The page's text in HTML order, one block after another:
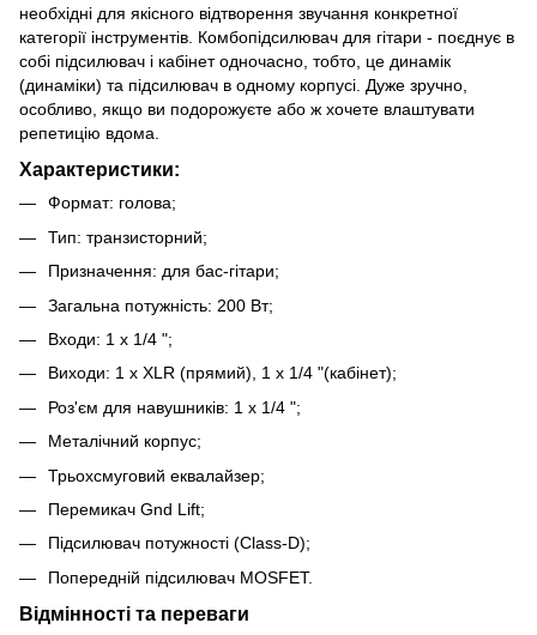
необхідні для якісного відтворення звучання конкретної
категорії інструментів. Комбопідсилювач для гітари - поєднує в
собі підсилювач і кабінет одночасно, тобто, це динамік
(динаміки) та підсилювач в одному корпусі. Дуже зручно,
особливо, якщо ви подорожуєте або ж хочете влаштувати
репетицію вдома.
Характеристики:
Формат: голова;
Тип: транзисторний;
Призначення: для бас-гітари;
Загальна потужність: 200 Вт;
Входи: 1 x 1/4 ";
Виходи: 1 x XLR (прямий), 1 x 1/4 "(кабінет);
Роз'єм для навушників: 1 x 1/4 ";
Металічний корпус;
Трьохсмуговий еквалайзер;
Перемикач Gnd Lift;
Підсилювач потужності (Class-D);
Попередній підсилювач MOSFET.
Відмінності та переваги